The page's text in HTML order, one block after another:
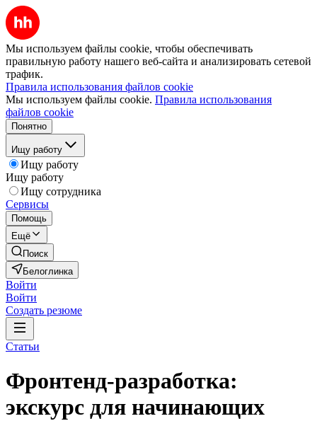
Мы используем файлы cookie, чтобы обеспечивать
правильную работу нашего веб-сайта и анализировать сетевой
трафик.
Правила использования файлов cookie
Мы используем файлы cookie. Правила использования
файлов cookie
Понятно
Ищу работу
Ищу работу
Ищу работу
Ищу сотрудника
Сервисы
Помощь
Ещё
Поиск
Белоглинка
Войти
Войти
Создать резюме
Статьи
Фронтенд-разработка:
экскурс для начинающих